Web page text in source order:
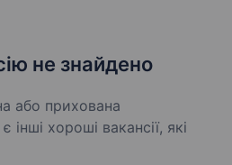
не знайдено
або прихована
хороші вакансії, які